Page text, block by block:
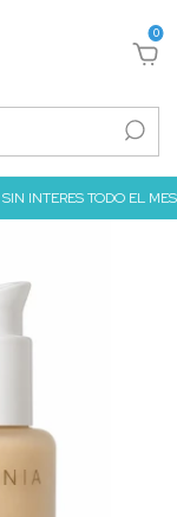
0
INTERES TODO EL